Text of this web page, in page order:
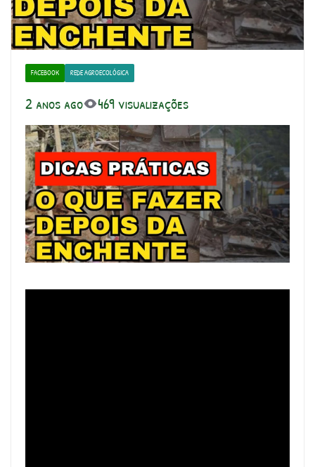
FACEBOOK REDE AGROECOLÓGICA
2 anos ago 469 visualizações